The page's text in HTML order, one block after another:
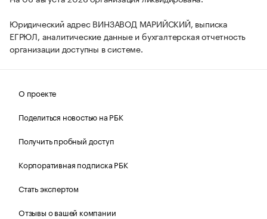
Юридический адрес ВИНЗАВОД МАРИЙСКИЙ, выписка
ЕГРЮЛ, аналитические данные и бухгалтерская отчетность
организации доступны в системе.
О проекте
Поделиться новостью на РБК
Получить пробный доступ
Корпоративная подписка РБК
Стать экспертом
Отзывы о вашей компании